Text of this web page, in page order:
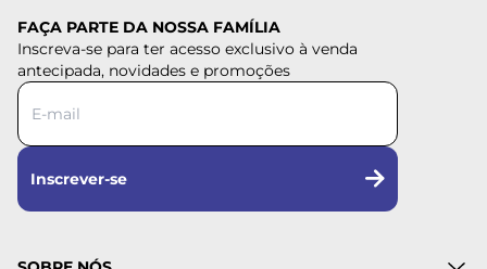
FAÇA PARTE DA NOSSA FAMÍLIA
Inscreva-se para ter acesso exclusivo à venda
antecipada, novidades e promoções
Inscrever-se